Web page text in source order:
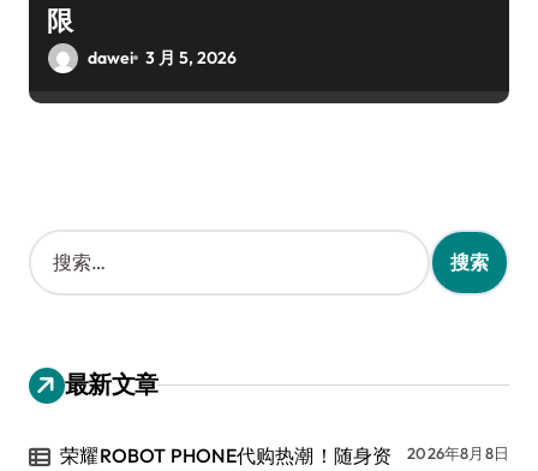
限
dawei 3 月 5, 2026
搜
索
：
最新文章
荣耀ROBOT PHONE代购热潮！随身资
2026年8月8日